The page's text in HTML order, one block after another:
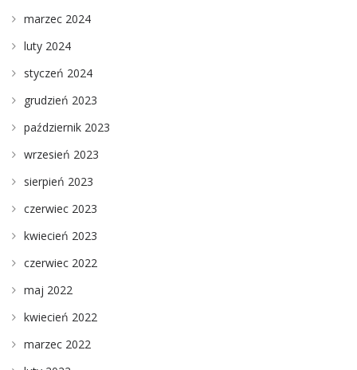
marzec 2024
luty 2024
styczeń 2024
grudzień 2023
październik 2023
wrzesień 2023
sierpień 2023
czerwiec 2023
kwiecień 2023
czerwiec 2022
maj 2022
kwiecień 2022
marzec 2022